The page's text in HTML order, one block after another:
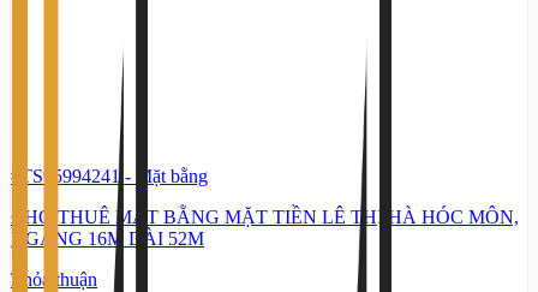
#TS95994241 -
Mặt bằng
CHO THUÊ MẶT BẰNG MẶT TIỀN LÊ THỊ HÀ HÓC MÔN,
NGANG 16M DÀI 52M
Thỏa thuận